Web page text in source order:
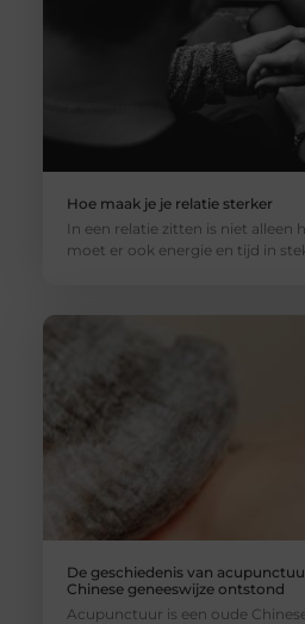
Hoe maak je je relatie sterker
In een relatie zitten is niet alleen
moet er ook energie en tijd in
De geschiedenis van
Chinese geneeswijze ontstond
Acupunctuur is een oude